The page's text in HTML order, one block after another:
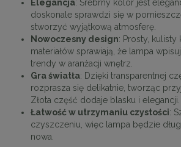
Elegancja: Srebrny kolor jest
doskonale sprawdzi się w
stworzyć wyjątkową atmosferę.
Nowoczesny design: Prosty, kulisty
materiałów sprawiają, że lampa
trendy w aranżacji wnętrz.
Gra światła: Dzięki transparentnej
rozprasza się delikatnie, tworząc
Złota część dodaje blasku i elegancji.
Łatwość w utrzymaniu czystości:
czyszczeniu, więc lampa będzie
nowa.